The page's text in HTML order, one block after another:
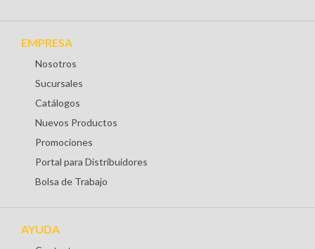
EMPRESA
Nosotros
Sucursales
Catálogos
Nuevos Productos
Promociones
Portal para Distribuidores
Bolsa de Trabajo
AYUDA